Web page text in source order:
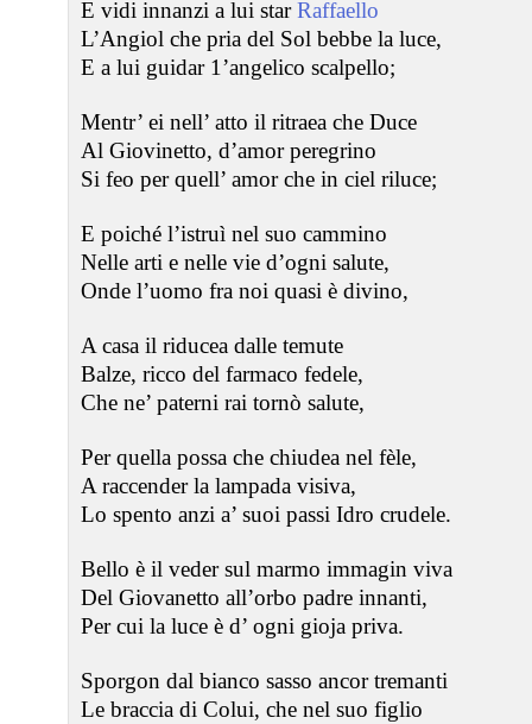
E vidi innanzi a lui starRaffaello
L’Angiol che pria del Sol bebbe la luce,
E a lui guidar 1’angelico scalpello;
Mentr’ ei nell’ atto il ritraea che Duce
Al Giovinetto, d’amor peregrino
Si feo per quell’ amor che in ciel riluce;
E poiché l’istruì nel suo cammino
Nelle arti e nelle vie d’ogni salute,
Onde l’uomo fra noi quasi è divino,
A casa il riducea dalle temute
Balze, ricco del farmaco fedele,
Che ne’ paterni rai tornò salute,
Per quella possa che chiudea nel fèle,
A raccender la lampada visiva,
Lo spento anzi a’ suoi passi Idro crudele.
Bello è il veder sul marmo immagin viva
Del Giovanetto all’orbo padre innanti,
Per cui la luce è d’ ogni gioja priva.
Sporgon dal bianco sasso ancor tremanti
Le braccia di Colui, che nel suo figlio